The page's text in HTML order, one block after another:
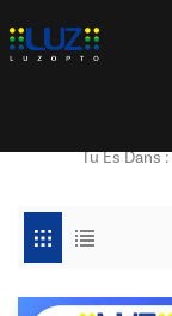
Tu Es Dans :